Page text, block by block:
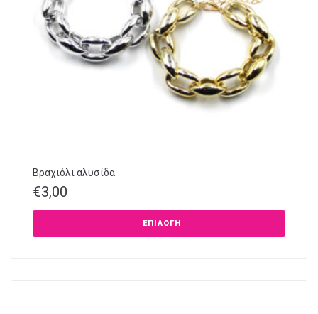
Βραχιόλι αλυσίδα
€3,00
ΕΠΙΛΟΓΉ